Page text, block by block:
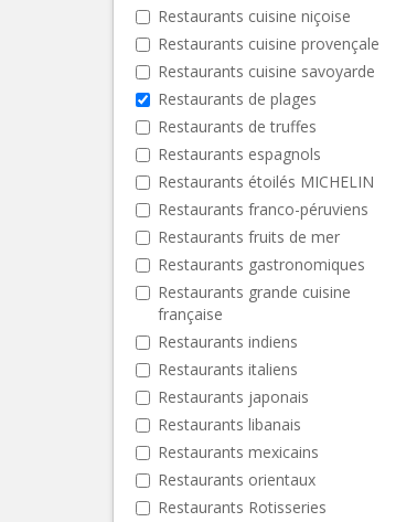
Restaurants cuisine niçoise
Restaurants cuisine provençale
Restaurants cuisine savoyarde
Restaurants de plages
Restaurants de truffes
Restaurants espagnols
Restaurants étoilés MICHELIN
Restaurants franco-péruviens
Restaurants fruits de mer
Restaurants gastronomiques
Restaurants grande cuisine
française
Restaurants indiens
Restaurants italiens
Restaurants japonais
Restaurants libanais
Restaurants mexicains
Restaurants orientaux
Restaurants Rotisseries